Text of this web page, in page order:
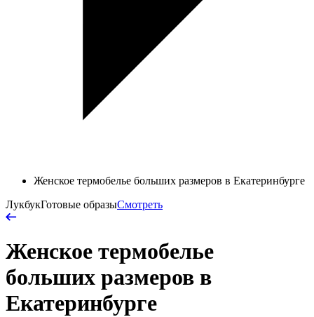
Женское термобелье больших размеров в Екатеринбурге
ЛукбукГотовые образыСмотреть
Женское термобелье
больших размеров в
Екатеринбурге